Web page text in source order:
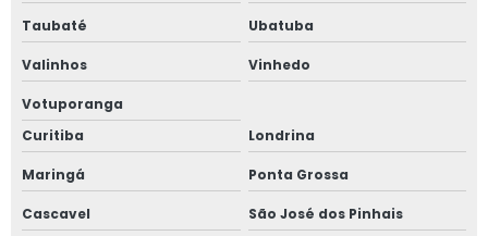
Taubaté Ubatuba
Valinhos Vinhedo
Votuporanga
Curitiba
Londrina
Maringá Ponta Grossa
Cascavel São José dos Pinhais